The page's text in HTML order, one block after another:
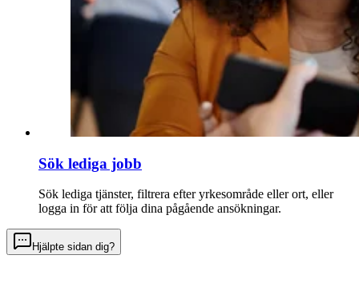
Sök lediga jobb
Sök lediga tjänster, filtrera efter yrkesområde eller ort, eller
logga in för att följa dina pågående ansökningar.
Hjälpte sidan dig?